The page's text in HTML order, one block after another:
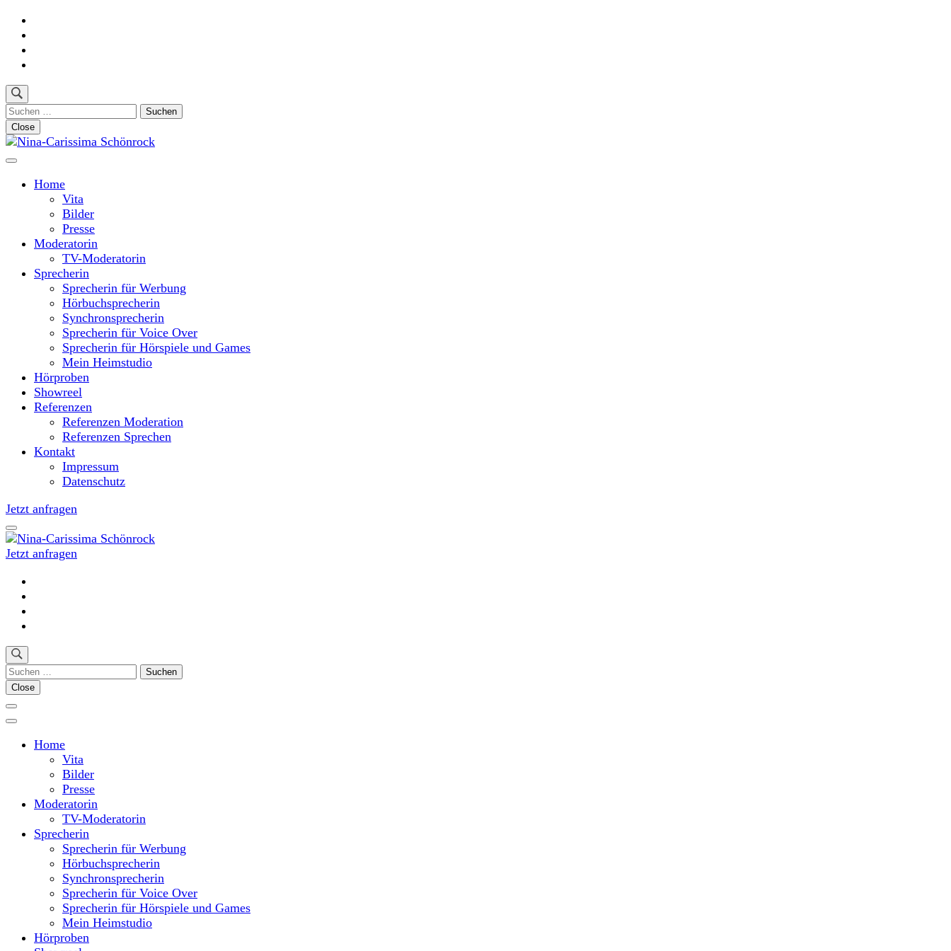
Skip
content
(Press
Suchen
nach:
Close
Nina-Carissima Schönrock
Home
Vita
Bilder
Presse
Moderatorin
TV-Moderatorin
Sprecherin
Sprecherin für Werbung
Hörbuchsprecherin
Synchronsprecherin
Sprecherin für Voice Over
Sprecherin für Hörspiele und Games
Mein Heimstudio
Hörproben
Showreel
Referenzen
Referenzen Moderation
Referenzen Sprechen
Kontakt
Impressum
Datenschutz
Jetzt anfragen
Nina-Carissima Schönrock
Jetzt anfragen
Suchen
nach:
Close
Home
Vita
Bilder
Presse
Moderatorin
TV-Moderatorin
Sprecherin
Sprecherin für Werbung
Hörbuchsprecherin
Synchronsprecherin
Sprecherin für Voice Over
Sprecherin für Hörspiele und Games
Mein Heimstudio
Hörproben